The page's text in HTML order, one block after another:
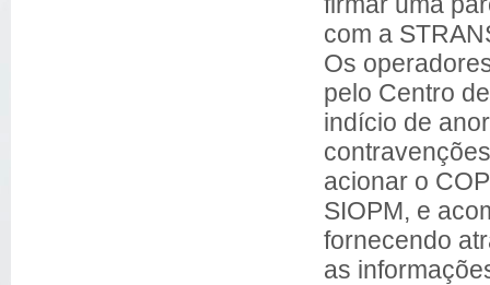
com a
Os
pelo Centro
indício de
acionar o
SIOPM, e
fornecendo
as